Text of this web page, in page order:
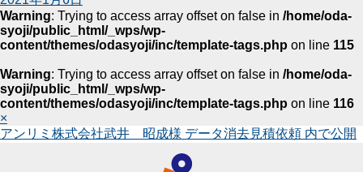
稿
日:
Warning: Trying to access array offset on false in /home/oda-
syoji/public_html/_wps/wp-
content/themes/odasyoji/inc/template-tags.php on line 115
Warning: Trying to access array offset on false in /home/oda-
syoji/public_html/_wps/wp-
content/themes/odasyoji/inc/template-tags.php on line 116
フ
ル
×
投
アンリミ株式会社武井 昭成様 データ消去見積依頼 内で公開